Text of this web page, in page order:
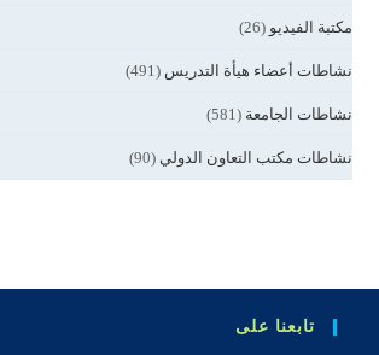
مكتبة الفيديو (26)
نشاطات أعضاء هيأة التدريس (491)
نشاطات الجامعة (581)
نشاطات مكتب التعاون الدولي (90)
تابعنا على